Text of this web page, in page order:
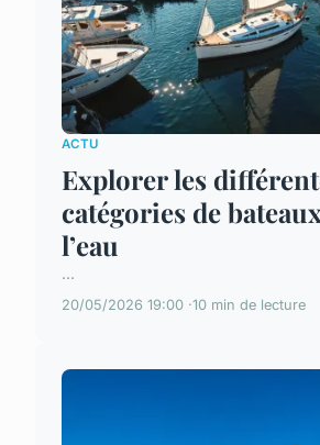
ACTU
Explorer les
catégories de
l’eau
...
20/05/2026 19:00 10 min de lecture